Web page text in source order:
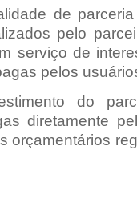
de
pelo
serviço de
pelos
do
diretamente
orçamentários